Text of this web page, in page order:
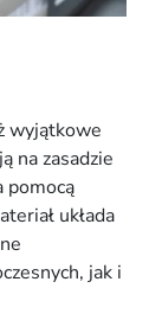
wyjątkowe
na zasadzie
pomocą
układa
jak i